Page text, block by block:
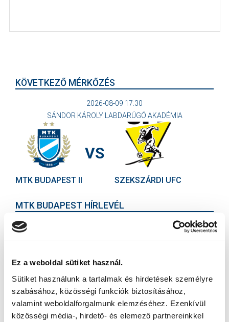
Ez a weboldal sütiket használ.
Sütiket használunk a tartalmak és hirdetések személyre
szabásához, közösségi funkciók biztosításához,
valamint weboldalforgalmunk elemzéséhez. Ezenkívül
közösségi média-, hirdető- és elemező partnereinkkel
KÖVETKEZŐ MÉRKŐZÉS
2026-08-09 17:30
SÁNDOR KÁROLY LABDARÚGÓ AKADÉMIA
MTK BUDAPEST II
VS
SZEKSZÁRDI UFC
MTK BUDAPEST HÍRLEVÉL
Ne maradjon le egy eseményről sem! Iratkozzon fel ingyenes
Elfogadom az